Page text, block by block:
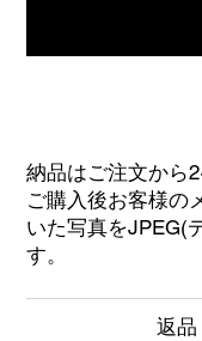
納品はご注文から
ご購入後お客様の
いた写真をJPEG(
す。
返品